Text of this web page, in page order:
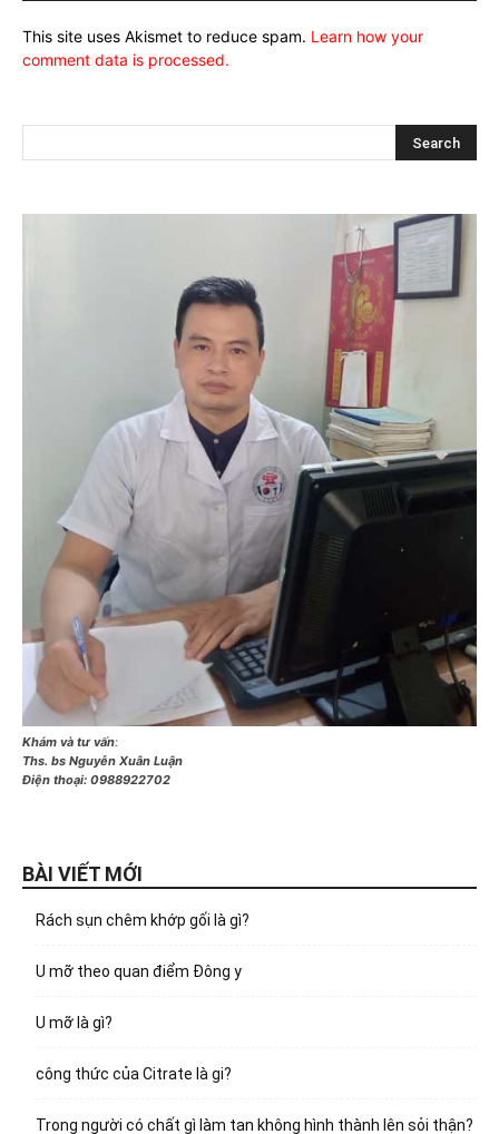
This site uses Akismet to reduce spam. Learn how your
comment data is processed.
Khám và tư vấn:
Ths. bs Nguyễn Xuân Luận
Điện thoại: 0988922702
BÀI VIẾT MỚI
Rách sụn chêm khớp gối là gì?
U mỡ theo quan điểm Đông y
U mỡ là gì?
công thức của Citrate là gi?
Trong người có chất gì làm tan không hình thành lên sỏi thận?